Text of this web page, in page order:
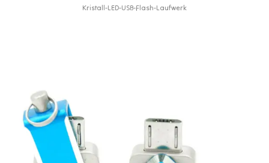
Kristall-LED-USB-Flash-Laufwerk